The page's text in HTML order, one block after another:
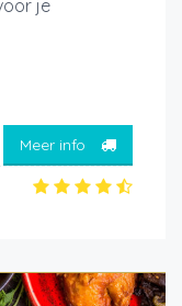
je
Meer info